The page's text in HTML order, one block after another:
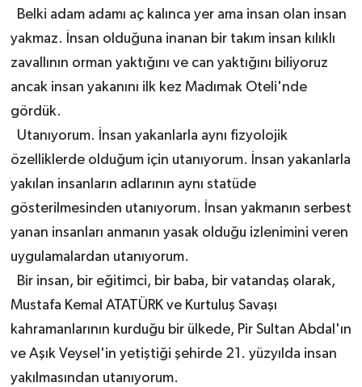
Belki adam adamı aç kalınca yer ama insan olan insan
yakmaz. İnsan olduğuna inanan bir takım insan kılıklı
zavallının orman yaktığını ve can yaktığını biliyoruz
ancak insan yakanını ilk kez Madımak Oteli'nde
gördük.
Utanıyorum. İnsan yakanlarla aynı fizyolojik
özelliklerde olduğum için utanıyorum. İnsan yakanlarla
yakılan insanların adlarının aynı statüde
gösterilmesinden utanıyorum. İnsan yakmanın serbest
yanan insanları anmanın yasak olduğu izlenimini veren
uygulamalardan utanıyorum.
Bir insan, bir eğitimci, bir baba, bir vatandaş olarak,
Mustafa Kemal ATATÜRK ve Kurtuluş Savaşı
kahramanlarının kurduğu bir ülkede, Pir Sultan Abdal'ın
ve Aşık Veysel'in yetiştiği şehirde 21. yüzyılda insan
yakılmasından utanıyorum.